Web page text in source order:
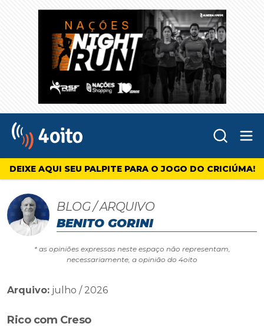
4oito
DEIXE AQUI SEU PALPITE PARA O JOGO DO CRICIÚMA!
BLOG / ARQUIVO
BENITO GORINI
* as opiniões expressas neste espaço não representam,
necessariamente, a opinião do 4oito
Arquivo: julho / 2026
Rico com Creso